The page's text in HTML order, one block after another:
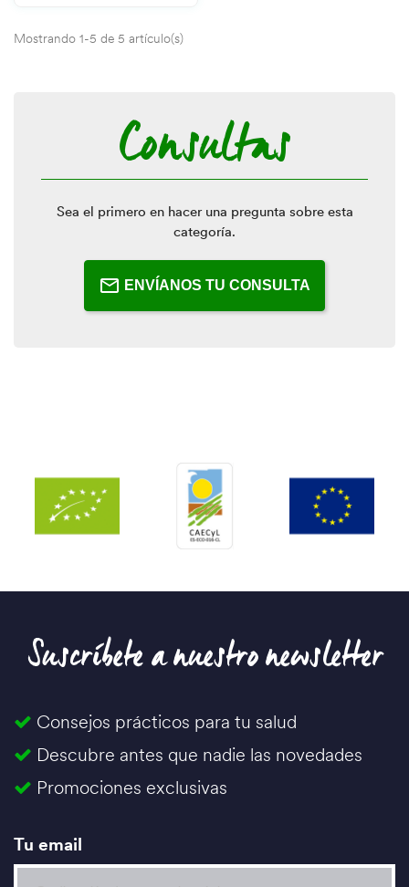
Mostrando 1-5 de 5 artículo(s)
Consultas
Sea el primero en hacer una pregunta sobre esta
categoría.
ENVÍANOS TU CONSULTA
Suscríbete a nuestro newsletter
Consejos prácticos para tu salud
Descubre antes que nadie las novedades
Promociones exclusivas
Tu email